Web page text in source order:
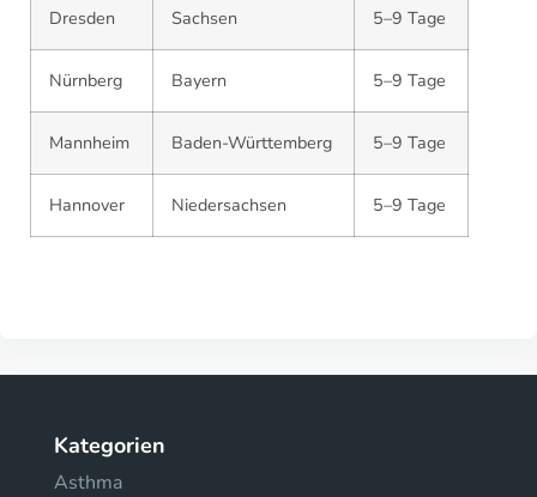
Dresden Sachsen 5–9 Tage
Nürnberg Bayern 5–9 Tage
Mannheim Baden-Württemberg 5–9 Tage
Hannover Niedersachsen 5–9 Tage
Kategorien
Asthma